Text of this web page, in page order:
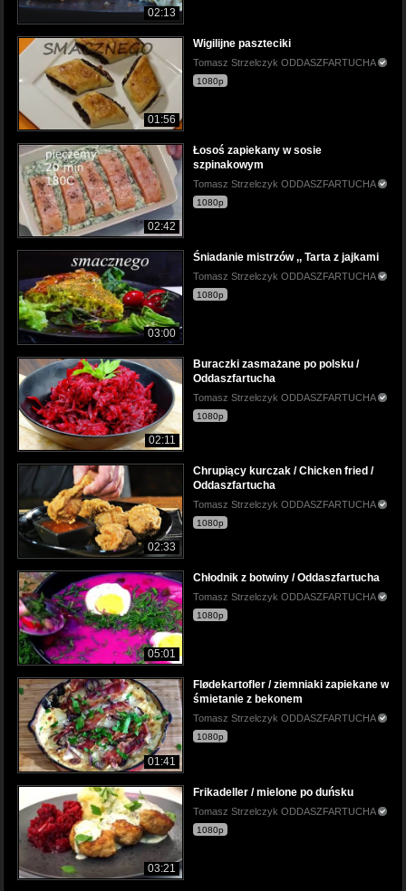
02:13
01:56
Wigilijne paszteciki
Tomasz Strzelczyk ODDASZFARTUCHA
1080p
02:42
Łosoś zapiekany w sosie
szpinakowym
Tomasz Strzelczyk ODDASZFARTUCHA
1080p
03:00
Śniadanie mistrzów ,, Tarta z jajkami
Tomasz Strzelczyk ODDASZFARTUCHA
1080p
02:11
Buraczki zasmażane po polsku /
Oddaszfartucha
Tomasz Strzelczyk ODDASZFARTUCHA
1080p
02:33
Chrupiący kurczak / Chicken fried /
Oddaszfartucha
Tomasz Strzelczyk ODDASZFARTUCHA
1080p
05:01
Chłodnik z botwiny / Oddaszfartucha
Tomasz Strzelczyk ODDASZFARTUCHA
1080p
01:41
Flødekartofler / ziemniaki zapiekane w
śmietanie z bekonem
Tomasz Strzelczyk ODDASZFARTUCHA
1080p
03:21
Frikadeller / mielone po duńsku
Tomasz Strzelczyk ODDASZFARTUCHA
1080p